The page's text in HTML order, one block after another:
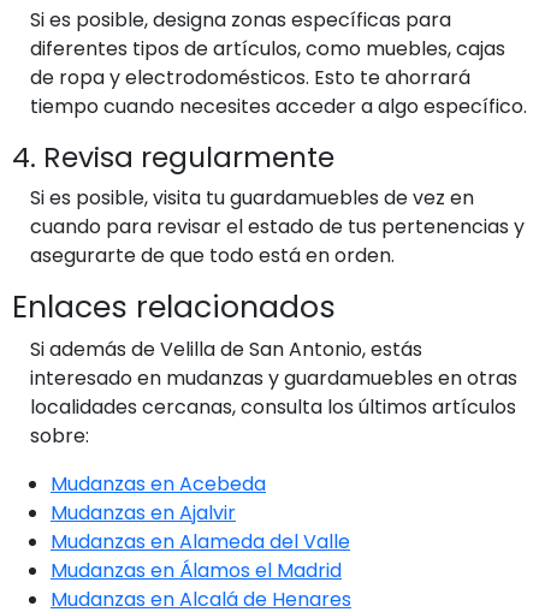
Si es posible, designa zonas específicas para
diferentes tipos de artículos, como muebles, cajas
de ropa y electrodomésticos. Esto te ahorrará
tiempo cuando necesites acceder a algo específico.
4. Revisa regularmente
Si es posible, visita tu guardamuebles de vez en
cuando para revisar el estado de tus pertenencias y
asegurarte de que todo está en orden.
Enlaces relacionados
Si además de Velilla de San Antonio, estás
interesado en mudanzas y guardamuebles en otras
localidades cercanas, consulta los últimos artículos
sobre:
Mudanzas en Acebeda
Mudanzas en Ajalvir
Mudanzas en Alameda del Valle
Mudanzas en Álamos el Madrid
Mudanzas en Alcalá de Henares